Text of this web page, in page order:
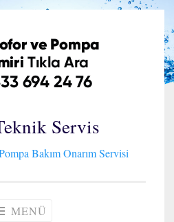
Servis
Bakım Onarım Servisi
MENÜ